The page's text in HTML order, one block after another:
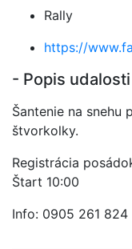
Rally
https://
- Popis udalosti
Šantenie na snehu
štvorkolky.
Registrácia
Štart 10:00
Info: 0905 261 824